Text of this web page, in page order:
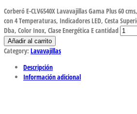
Corberó E-CLV6540X Lavavajillas Gama Plus 60
con 4 Temperaturas, Indicadores LED, Cesta
Dba, Color Inox, Clase Energética E cantidad
Añadir al carrito
Category: Lavavajillas
Descripción
Información adicional